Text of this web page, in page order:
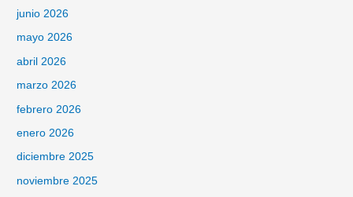
junio 2026
mayo 2026
abril 2026
marzo 2026
febrero 2026
enero 2026
diciembre 2025
noviembre 2025